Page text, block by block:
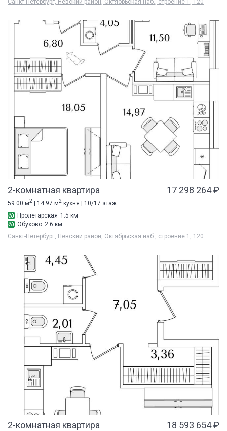
2-комнатная квартира 17 298 264 ₽
59.00 м2 | 14.97 м2 кухня | 10/17 этаж
Пролетарская 1.5 км
Обухово 2.6 км
Санкт-Петербург, Невский район, Октябрьская наб., строение 1, 120
2-комнатная квартира 18 593 654 ₽